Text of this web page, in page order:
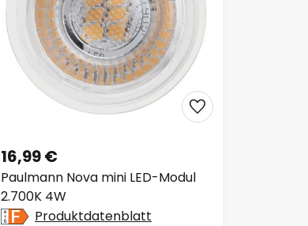
Paulmann Nova mini LED-Modul
2.700K 4W
16,99 €
Produktdatenblatt